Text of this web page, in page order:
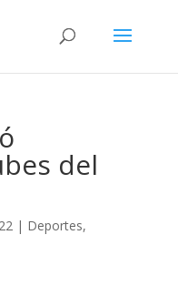
del
| Deportes,